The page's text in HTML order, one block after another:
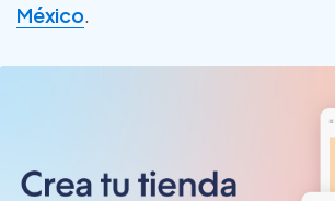
México